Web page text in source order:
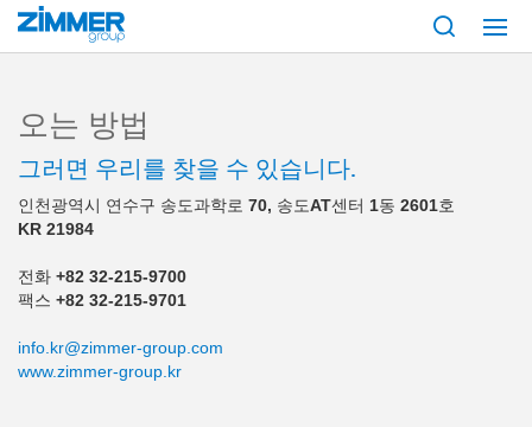
시작 서비스 및 연락처
오는 방법
그러면 우리를 찾을 수 있습니다.
인천광역시 연수구 송도과학로 70, 송도AT센터 1동 2601호
KR 21984
전화 +82 32-215-9700
팩스 +82 32-215-9701
info.kr@zimmer-group.com
www.zimmer-group.kr